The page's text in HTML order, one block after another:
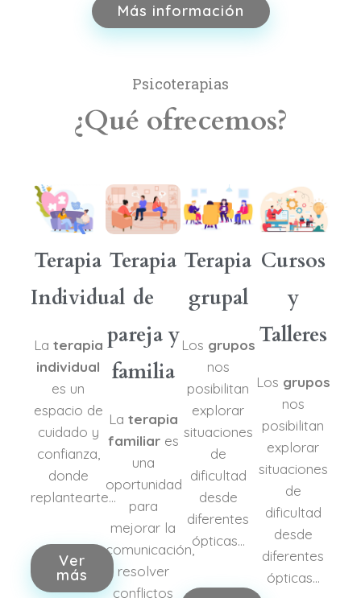
Más información
Psicoterapias
¿Qué ofrecemos?
Terapia
Individual
La terapia
individual
es un
espacio de
cuidado y
confianza,
donde
replantearte…
Ver
más
Terapia
de
pareja y
familia
La terapia
familiares
una
oportunidad
para
mejorar la
comunicación,
resolver
conflictos
Terapia
grupal
Los grupos
nos
posibilitan
explorar
situaciones
de
dificultad
desde
diferentes
ópticas…
Cursos
y
Talleres
Los grupos
nos
posibilitan
explorar
situaciones
de
dificultad
desde
diferentes
ópticas…